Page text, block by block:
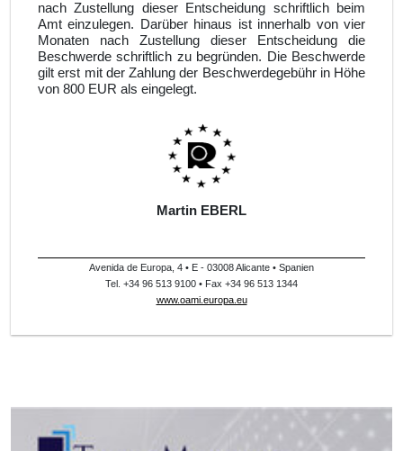
nach Zustellung dieser Entscheidung schriftlich beim
Amt einzulegen. Darüber hinaus ist innerhalb von vier
Monaten nach Zustellung dieser Entscheidung die
Beschwerde schriftlich zu begründen. Die Beschwerde
gilt erst mit der Zahlung der Beschwerdegebühr in Höhe
von 800 EUR als eingelegt.
Martin EBERL
Avenida de Europa, 4 • E - 03008 Alicante • Spanien
Tel. +34 96 513 9100 • Fax +34 96 513 1344
www.oami.europa.eu